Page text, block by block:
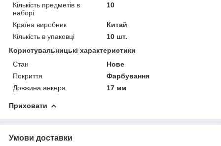
Кількість предметів в
наборі
10
Країна виробник
Китай
Кількість в упаковці
10 шт.
Користувальницькі характеристики
Стан
Нове
Покриття
Фарбування
Довжина анкера
17 мм
Приховати
Умови доставки